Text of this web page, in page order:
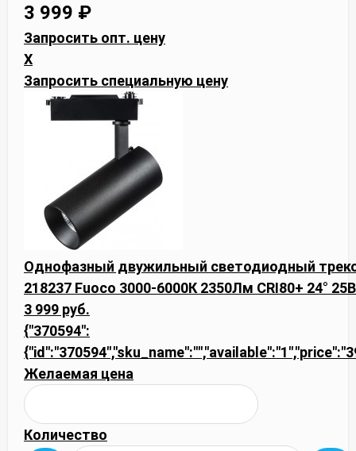
3 999 ₽
Запросить опт. цену
X
Запросить специальную цену
Однофазный двужильный светодиодный
218237 Fuoco 3000-6000К 2350Лм CRI80+ 24°
3 999 руб.
{"370594":
Желаемая цена
Количество